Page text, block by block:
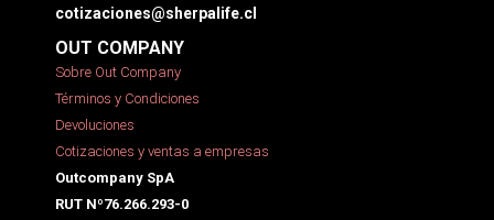
cotizaciones@sherpalife.cl
OUT COMPANY
Sobre Out Company
Términos y Condiciones
Devoluciones
Cotizaciones y ventas a empresas
Outcompany SpA
RUT Nº76.266.293-0